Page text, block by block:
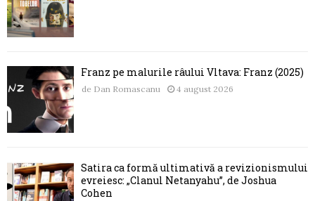
Franz pe malurile râului Vltava: Franz (2025)
de Dan Romascanu 4 august 2026
Satira ca formă ultimativă a revizionismului
evreiesc: „Clanul Netanyahu”, de Joshua
Cohen